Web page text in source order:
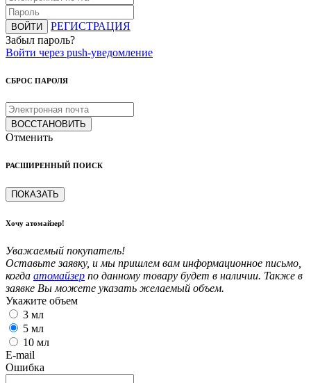
ВОЙТИ
РЕГИСТРАЦИЯ
Забыл пароль?
Войти через push-уведомление
СБРОС ПАРОЛЯ
ВОССТАНОВИТЬ
Отменить
РАСШИРЕННЫЙ ПОИСК
ПОКАЗАТЬ
Хочу атомайзер!
Уважаемый покупатель!
Оставьте заявку, и мы пришлем вам информационное письмо,
когда атомайзер по данному товару будет в наличии. Также в
заявке Вы можете указать желаемый объем.
Укажите объем
3 мл
5 мл
10 мл
E-mail
Ошибка